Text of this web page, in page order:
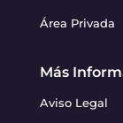
Área Privada
Más
Aviso Legal